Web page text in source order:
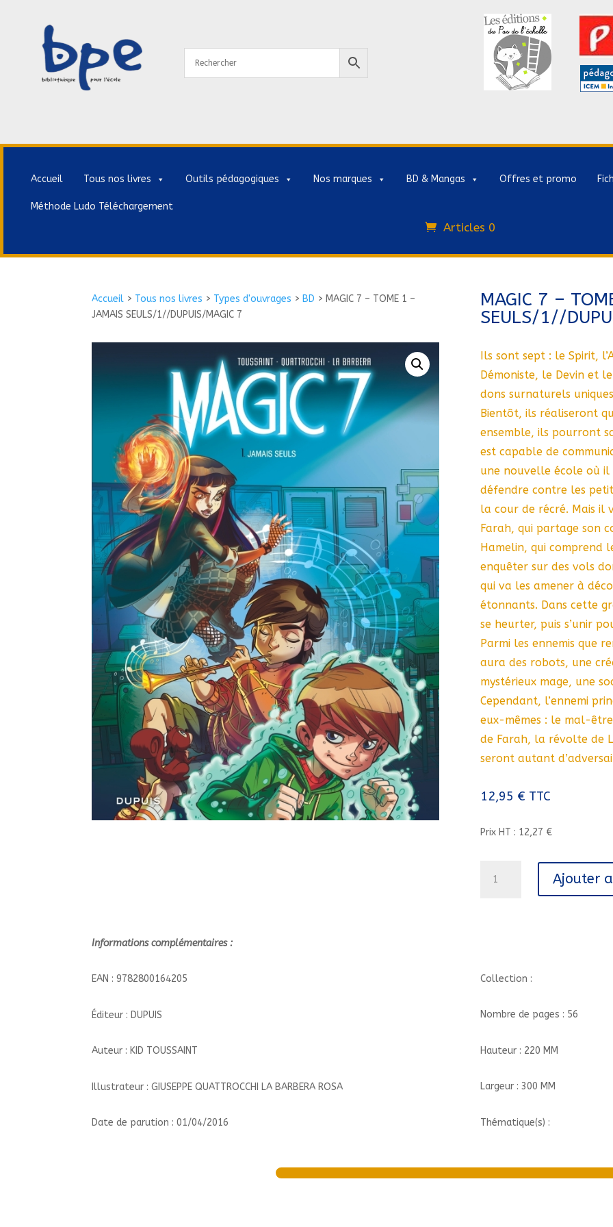
Accueil Tous nos livres Outils pédagogiques Nos marques BD & Mangas Offres et promo
Méthode Ludo Téléchargement
Articles 0
Accueil > Tous nos livres > Types d'ouvrages > BD > MAGIC 7 – TOME 1 –
JAMAIS SEULS/1//DUPUIS/MAGIC 7
MAGIC 7 –
SEULS/1//
Ils sont sept : le Spirit,
Démoniste, le Devin et
dons surnaturels
Bientôt, ils réaliseront
ensemble, ils pourront
est capable de
une nouvelle école où il
défendre contre les
la cour de récré. Mais il
Farah, qui partage son
Hamelin, qui comprend
enquêter sur des vols
qui va les amener à
étonnants. Dans cette
se heurter, puis s’unir
Parmi les ennemis que
aura des robots, une
mystérieux mage, une
Cependant, l’ennemi
eux-mêmes : le mal-être
de Farah, la révolte de
seront autant
12,95 € TTC
Prix HT : 12,27 €
-
SEULS/1//DUPUIS/MAGIC
Ajouter
Informations complémentaires :
EAN : 9782800164205
Éditeur : DUPUIS
Auteur : KID TOUSSAINT
Illustrateur : GIUSEPPE QUATTROCCHI LA BARBERA ROSA
Date de parution : 01/04/2016
Collection :
Nombre de pages : 56
Hauteur : 220 MM
Largeur : 300 MM
Thématique(s) :